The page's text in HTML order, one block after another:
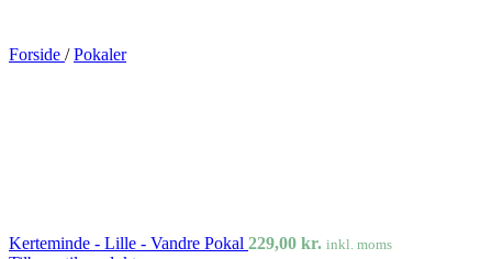
Forside / Pokaler
Kerteminde - Lille - Vandre Pokal 229,00 kr. inkl. moms